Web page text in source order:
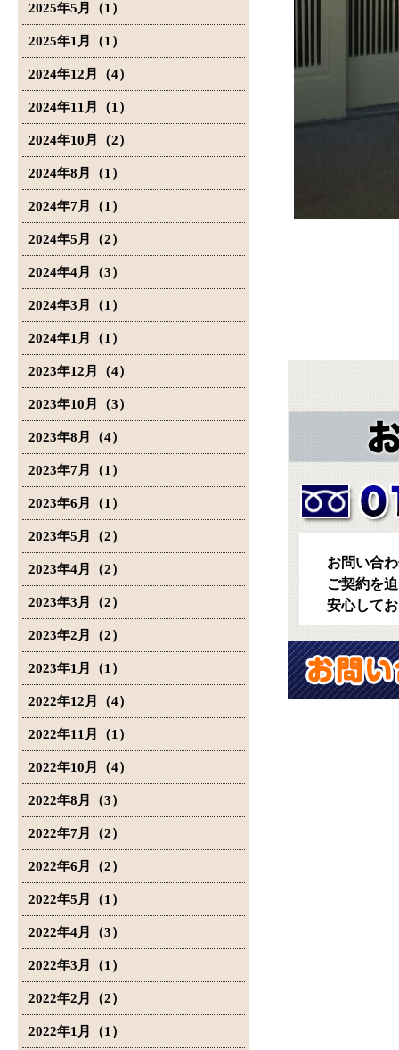
2025年5月（1）
2025年1月（1）
2024年12月（4）
2024年11月（1）
2024年10月（2）
2024年8月（1）
2024年7月（1）
2024年5月（2）
2024年4月（3）
2024年3月（1）
2024年1月（1）
2023年12月（4）
2023年10月（3）
2023年8月（4）
2023年7月（1）
2023年6月（1）
2023年5月（2）
2023年4月（2）
2023年3月（2）
2023年2月（2）
2023年1月（1）
2022年12月（4）
2022年11月（1）
2022年10月（4）
2022年8月（3）
2022年7月（2）
2022年6月（2）
2022年5月（1）
2022年4月（3）
2022年3月（1）
2022年2月（2）
2022年1月（1）
お問い合
ご契約を
安心して